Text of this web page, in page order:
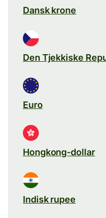
Dansk krone
Den Tjekkiske
Euro
Hongkong-dollar
Indisk rupee